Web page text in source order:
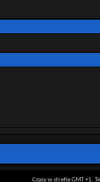
Czasy w strefie GMT +1.